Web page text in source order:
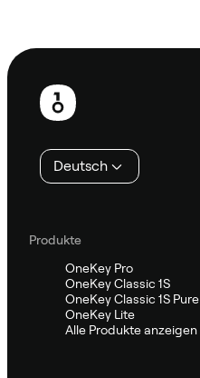
Fußzeile
Deutsch
Produkte
OneKey Pro
OneKey Classic 1S
OneKey Classic 1S Pure
OneKey Lite
Alle Produkte anzeigen